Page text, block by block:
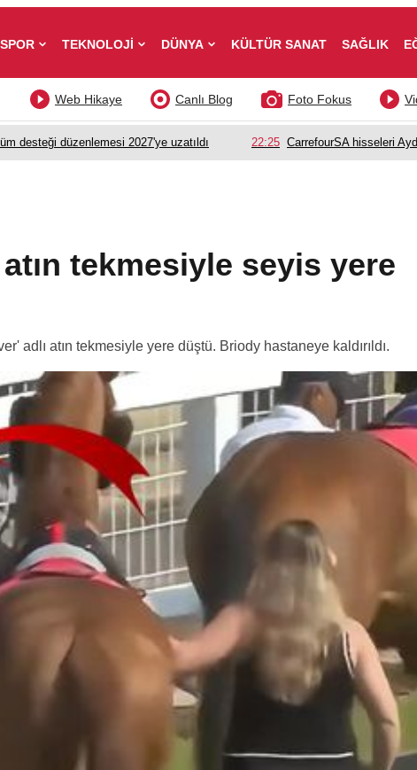
SPOR TEKNOLOJİ DÜNYA KÜLTÜR SANAT SAĞLIK
Foto Fokus
Canlı Blog
Web Hikaye
desteği düzenlemesi 2027'ye uzatıldı 22:25 CarrefourSA hisseleri
tekmesiyle seyis yere
adlı atın tekmesiyle yere düştü. Briody hastaneye kaldırıldı.